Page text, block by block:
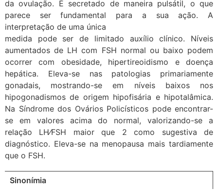
da ovulação. É secretado de maneira pulsátil, o que
parece ser fundamental para a sua ação. A
interpretação de uma única
medida pode ser de limitado auxílio clínico. Níveis
aumentados de LH com FSH normal ou baixo podem
ocorrer com obesidade, hipertireoidismo e doença
hepática. Eleva-se nas patologias primariamente
gonadais, mostrando-se em níveis baixos nos
hipogonadismos de origem hipofisária e hipotalâmica.
Na Síndrome dos Ovários Policísticos pode encontrar-
se em valores acima do normal, valorizando-se a
relação LH⁄FSH maior que 2 como sugestiva de
diagnóstico. Eleva-se na menopausa mais tardiamente
que o FSH.
Sinonímia